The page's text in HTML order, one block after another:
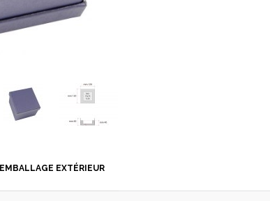
EMBALLAGE EXTÉRIEUR